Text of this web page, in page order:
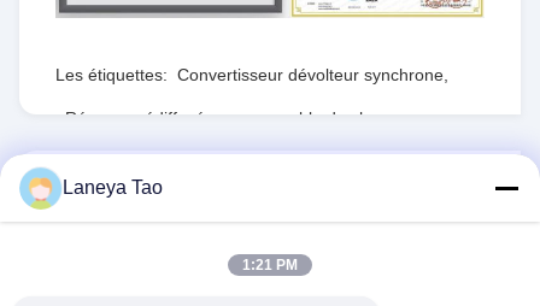
Les étiquettes: Convertisseur dévolteur synchrone
Réseau prédiffusé programmable de champ,
RTdépartement d'État
ENVOYEZ LE RFQ
Laneya Tao
1:21 PM